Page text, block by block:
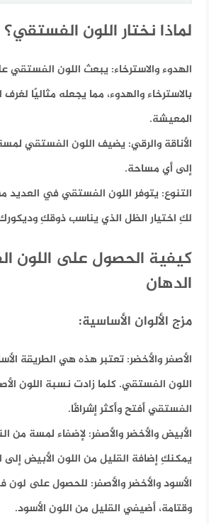
لماذا نختار اللون الفستقي؟
الهدوء والاسترخاء: يبعث اللون الفستقي
بالاسترخاء والهدوء، مما يجعله مثاليًا
المعيشة.
الأناقة والرقي: يضيف اللون الفستقي لمسة
إلى أي مساحة.
التنوع: يتوفر اللون الفستقي في العديد
لكِ اختيار الظل الذي يناسب ذوقكِ
كيفية الحصول على اللون
الدهان
مزج الألوان الأساسية:
الأصفر والأخضر: تعتبر هذه هي الطريقة
اللون الفستقي. كلما زادت نسبة اللون
الفستقي أفتح وأكثر إشراقًا.
الأبيض والأخضر والأصفر:لإضفاء لمسة من
يمكنكِ إضافة القليل من اللون الأبيض إلى
الأسود والأخضر والأصفر: للحصول على لون
وقتامة، أضيفي القليل من اللون الأسود.